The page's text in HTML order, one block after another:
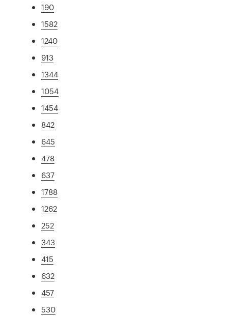
190
1582
1240
913
1344
1054
1454
842
645
478
637
1788
1262
252
343
415
632
457
530